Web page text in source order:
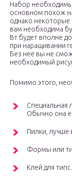
Набор
основном похож
однако некоторые
вам необходима
Вт будет вполне
при наращивании
Без неё вы не
необходимый
Помимо этого,
Специальная
Обычно она
Пилки, лучше
Формы или
Клей для типс.